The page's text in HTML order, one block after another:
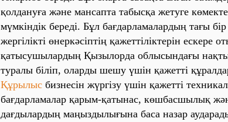
қолдануға және мансапта табысқа жетуге
мүмкіндік береді. Бұл бағдарламалардың тағы
жергілікті өнеркәсіптің қажеттіліктерін
қатысушылардың Қызылорда облысындағы
туралы біліп, оларды шешу үшін қажетті
Құрылыс бизнесін жүргізу үшін қажетті
бағдарламалар қарым-қатынас, көшбасшылық
дағдылардың маңыздылығына баса назар